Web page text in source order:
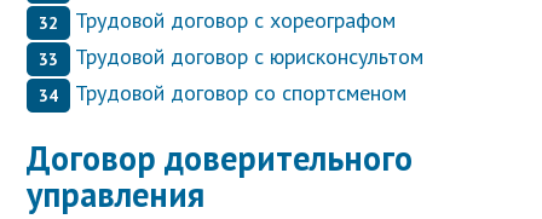
Трудовой договор с хореографом
Трудовой договор с юрисконсультом
Трудовой договор со спортсменом
Договор доверительного
управления